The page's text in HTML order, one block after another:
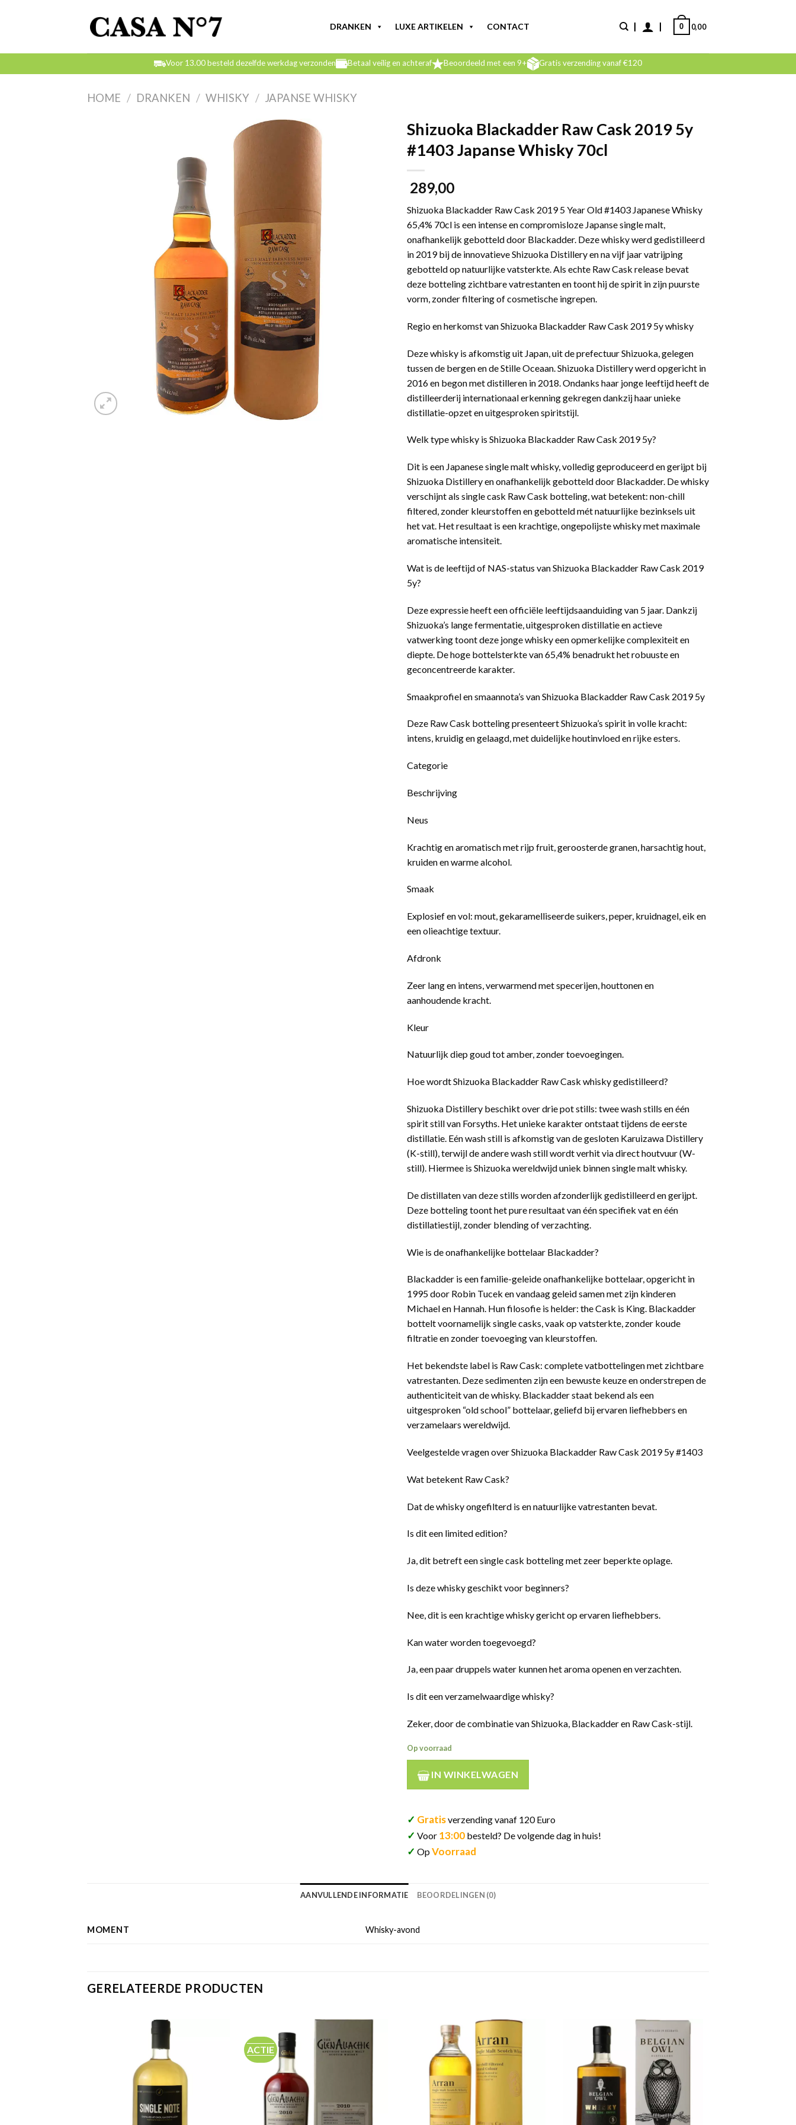
DRANKEN LUXE ARTIKELEN CONTACT 0,00
0
Voor 13.00 besteld dezelfde werkdag verzonden Betaal veilig en achteraf Beoordeeld met een 9+ Gratis verzending vanaf €120
HOME / DRANKEN / WHISKY / JAPANSE WHISKY
Shizuoka Blackadder Raw Cask 2019 5y
#1403 Japanse Whisky 70cl
289,00
Shizuoka Blackadder Raw Cask 2019 5 Year Old #1403 Japanese Whisky
65,4% 70cl is een intense en compromisloze Japanse single malt,
onafhankelijk gebotteld door Blackadder. Deze whisky werd gedistilleerd
in 2019 bij de innovatieve Shizuoka Distillery en na vijf jaar vatrijping
gebotteld op natuurlijke vatsterkte. Als echte Raw Cask release bevat
deze botteling zichtbare vatrestanten en toont hij de spirit in zijn puurste
vorm, zonder filtering of cosmetische ingrepen.
Regio en herkomst van Shizuoka Blackadder Raw Cask 2019 5y whisky
Deze whisky is afkomstig uit Japan, uit de prefectuur Shizuoka, gelegen
tussen de bergen en de Stille Oceaan. Shizuoka Distillery werd opgericht in
2016 en begon met distilleren in 2018. Ondanks haar jonge leeftijd heeft de
distilleerderij internationaal erkenning gekregen dankzij haar unieke
distillatie-opzet en uitgesproken spiritstijl.
Welk type whisky is Shizuoka Blackadder Raw Cask 2019 5y?
Dit is een Japanese single malt whisky, volledig geproduceerd en gerijpt bij
Shizuoka Distillery en onafhankelijk gebotteld door Blackadder. De whisky
verschijnt als single cask Raw Cask botteling, wat betekent: non-chill
filtered, zonder kleurstoffen en gebotteld mét natuurlijke bezinksels uit
het vat. Het resultaat is een krachtige, ongepolijste whisky met maximale
aromatische intensiteit.
Wat is de leeftijd of NAS-status van Shizuoka Blackadder Raw Cask 2019
5y?
Deze expressie heeft een officiële leeftijdsaanduiding van 5 jaar. Dankzij
Shizuoka’s lange fermentatie, uitgesproken distillatie en actieve
vatwerking toont deze jonge whisky een opmerkelijke complexiteit en
diepte. De hoge bottelsterkte van 65,4% benadrukt het robuuste en
geconcentreerde karakter.
Smaakprofiel en smaannota’s van Shizuoka Blackadder Raw Cask 2019 5y
Deze Raw Cask botteling presenteert Shizuoka’s spirit in volle kracht:
intens, kruidig en gelaagd, met duidelijke houtinvloed en rijke esters.
Categorie
Beschrijving
Neus
Krachtig en aromatisch met rijp fruit, geroosterde granen, harsachtig hout,
kruiden en warme alcohol.
Smaak
Explosief en vol: mout, gekaramelliseerde suikers, peper, kruidnagel, eik en
een olieachtige textuur.
Afdronk
Zeer lang en intens, verwarmend met specerijen, houttonen en
aanhoudende kracht.
Kleur
Natuurlijk diep goud tot amber, zonder toevoegingen.
Hoe wordt Shizuoka Blackadder Raw Cask whisky gedistilleerd?
Shizuoka Distillery beschikt over drie pot stills: twee wash stills en één
spirit still van Forsyths. Het unieke karakter ontstaat tijdens de eerste
distillatie. Eén wash still is afkomstig van de gesloten Karuizawa Distillery
(K-still), terwijl de andere wash still wordt verhit via direct houtvuur (W-
still). Hiermee is Shizuoka wereldwijd uniek binnen single malt whisky.
De distillaten van deze stills worden afzonderlijk gedistilleerd en gerijpt.
Deze botteling toont het pure resultaat van één specifiek vat en één
distillatiestijl, zonder blending of verzachting.
Wie is de onafhankelijke bottelaar Blackadder?
Blackadder is een familie-geleide onafhankelijke bottelaar, opgericht in
1995 door Robin Tucek en vandaag geleid samen met zijn kinderen
Michael en Hannah. Hun filosofie is helder: the Cask is King. Blackadder
bottelt voornamelijk single casks, vaak op vatsterkte, zonder koude
filtratie en zonder toevoeging van kleurstoffen.
Het bekendste label is Raw Cask: complete vatbottelingen met zichtbare
vatrestanten. Deze sedimenten zijn een bewuste keuze en onderstrepen de
authenticiteit van de whisky. Blackadder staat bekend als een
uitgesproken “old school” bottelaar, geliefd bij ervaren liefhebbers en
verzamelaars wereldwijd.
Veelgestelde vragen over Shizuoka Blackadder Raw Cask 2019 5y #1403
Wat betekent Raw Cask?
Dat de whisky ongefilterd is en natuurlijke vatrestanten bevat.
Is dit een limited edition?
Ja, dit betreft een single cask botteling met zeer beperkte oplage.
Is deze whisky geschikt voor beginners?
Nee, dit is een krachtige whisky gericht op ervaren liefhebbers.
Kan water worden toegevoegd?
Ja, een paar druppels water kunnen het aroma openen en verzachten.
Is dit een verzamelwaardige whisky?
Zeker, door de combinatie van Shizuoka, Blackadder en Raw Cask-stijl.
Op voorraad
IN WINKELWAGEN
✓ Gratisverzending vanaf 120 Euro
✓ Voor 13:00 besteld? De volgende dag in huis!
✓ OpVoorraad
AANVULLENDE INFORMATIE BEOORDELINGEN (0)
MOMENT Whisky-avond
GERELATEERDE PRODUCTEN
ACTIE